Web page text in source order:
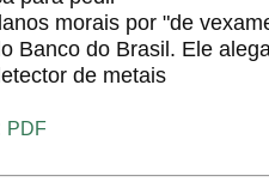
morais por "de
Banco do Brasil. Ele
de metais
PDF